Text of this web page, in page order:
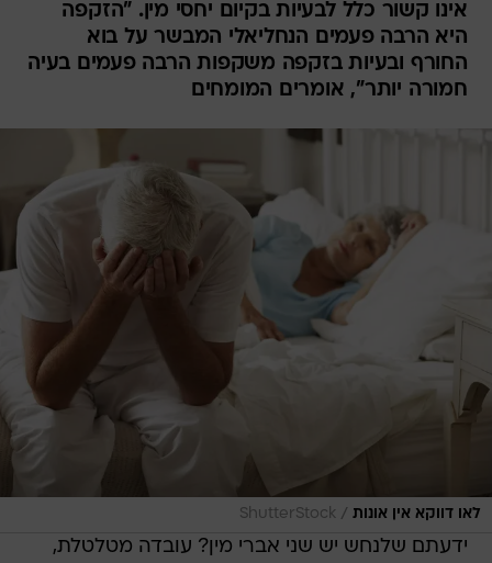
אינו קשור כלל לבעיות בקיום יחסי מין. "הזקפה
היא הרבה פעמים הנחליאלי המבשר על בוא
החורף ובעיות בזקפה משקפות הרבה פעמים בעיה
חמורה יותר", אומרים המומחים
לאו דווקא אין אונות /
ShutterStock
ידעתם שלנחש יש שני אברי מין? עובדה מטלטלת,